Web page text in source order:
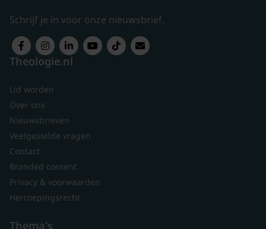
Schrijf je in voor onze nieuwsbrief.
Theologie.nl
Lid worden
Over ons
Nieuwsbrieven
Veelgestelde vragen
Contact
Branded content
Privacy & voorwaarden
Herroepingsrecht
Thema's